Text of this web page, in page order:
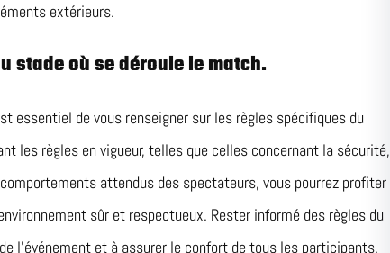
extérieurs.
stade où se déroule le match.
essentiel de vous renseigner sur les règles spécifiques du
les règles en vigueur, telles que celles concernant la sécurité,
attendus des spectateurs, vous pourrez profiter
sûr et respectueux. Rester informé des règles du
l’événement et à assurer le confort de tous les participants.